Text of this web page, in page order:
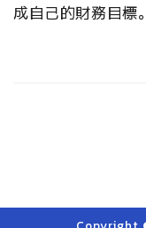
成自己的財務目標。